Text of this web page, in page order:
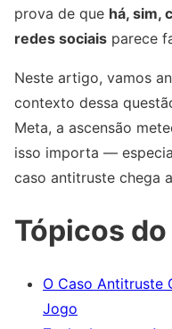
prova de que há, sim,
redes sociais parece
Neste artigo, vamos
contexto dessa
Meta, a ascensão
isso importa —
caso antitruste chega
Tópicos
O Caso Antitruste
Jogo